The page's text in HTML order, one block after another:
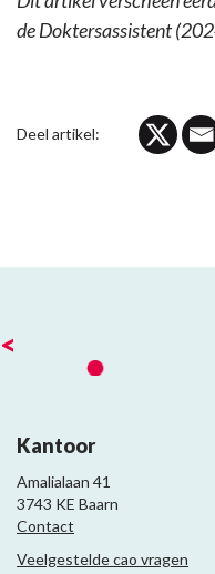
de Doktersassistent
Deel artikel:
<
Kantoor
Amalialaan 41
3743 KE Baarn
Contact
Veelgestelde cao vragen